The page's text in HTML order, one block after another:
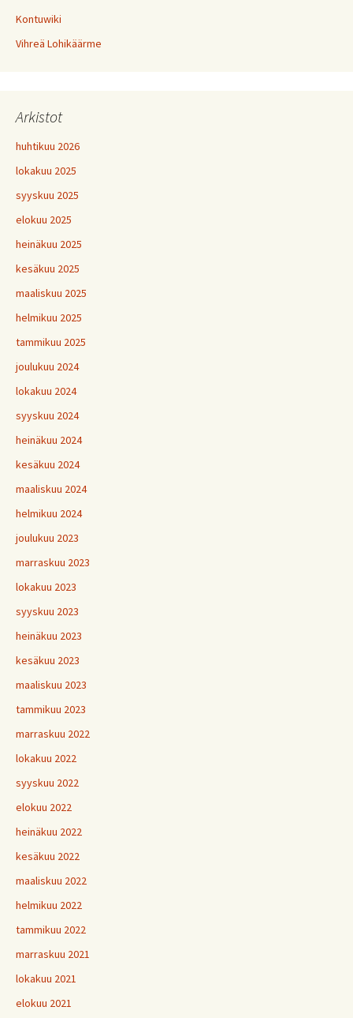
Kontuwiki
Vihreä Lohikäärme
Arkistot
huhtikuu 2026
lokakuu 2025
syyskuu 2025
elokuu 2025
heinäkuu 2025
kesäkuu 2025
maaliskuu 2025
helmikuu 2025
tammikuu 2025
joulukuu 2024
lokakuu 2024
syyskuu 2024
heinäkuu 2024
kesäkuu 2024
maaliskuu 2024
helmikuu 2024
joulukuu 2023
marraskuu 2023
lokakuu 2023
syyskuu 2023
heinäkuu 2023
kesäkuu 2023
maaliskuu 2023
tammikuu 2023
marraskuu 2022
lokakuu 2022
syyskuu 2022
elokuu 2022
heinäkuu 2022
kesäkuu 2022
maaliskuu 2022
helmikuu 2022
tammikuu 2022
marraskuu 2021
lokakuu 2021
elokuu 2021